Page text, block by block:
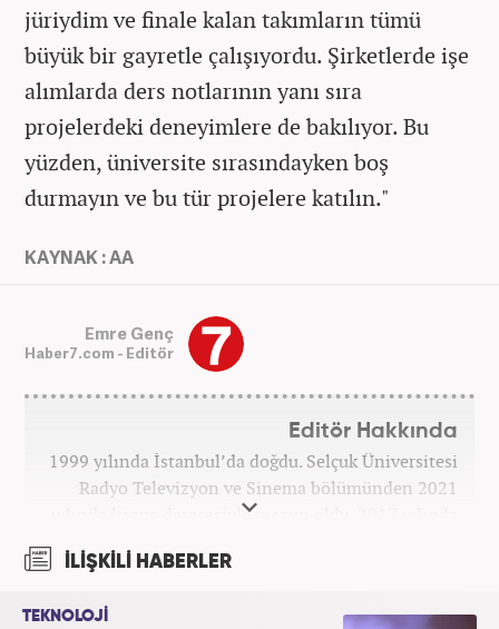
jüriydim ve finale kalan takımların tümü
büyük bir gayretle çalışıyordu. Şirketlerde işe
alımlarda ders notlarının yanı sıra
projelerdeki deneyimlere de bakılıyor. Bu
yüzden, üniversite sırasındayken boş
durmayın ve bu tür projelere katılın."
KAYNAK : AA
Emre Genç
Haber7.com - Editör
Editör Hakkında
1999 yılında İstanbul’da doğdu. Selçuk Üniversitesi
Radyo Televizyon ve Sinema bölümünden 2021
yılında lisans derecesiyle mezun oldu. 2017 yılında
yıl boyunca spor spikerliği ve muhabirliği
bir haber kanalında haber ve spor editörlüğü yaptı.
İLİŞKİLİ HABERLER
TEKNOLOJİ